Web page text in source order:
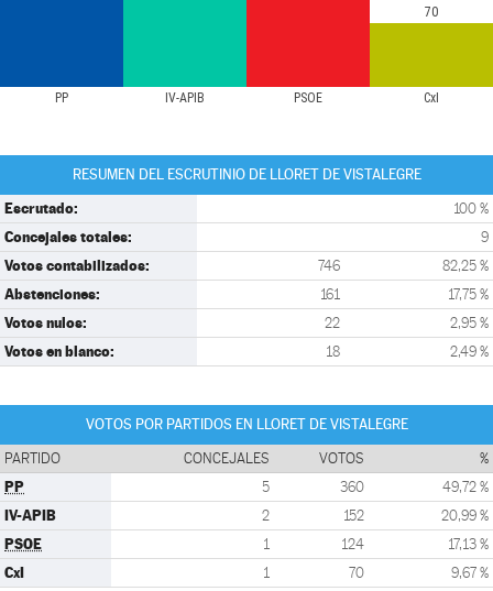
PP IV-APIB PSOE CxI
70
RESUMEN DEL ESCRUTINIO DE LLORET DE VISTALEGRE
Escrutado: 100 %
Concejales totales: 9
Votos contabilizados: 746 82,25 %
Abstenciones: 161 17,75 %
Votos nulos: 22 2,95 %
Votos en blanco: 18 2,49 %
VOTOS POR PARTIDOS EN LLORET DE VISTALEGRE
PARTIDO CONCEJALES VOTOS %
PP 5 360 49,72 %
IV-APIB 2 152 20,99 %
PSOE 1 124 17,13 %
CxI 1 70 9,67 %